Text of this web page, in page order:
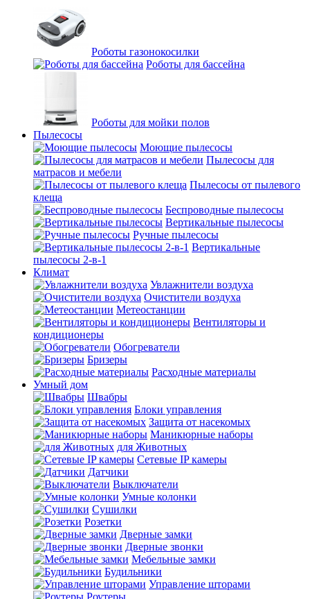
Роботы газонокосилки
Роботы для бассейна
Роботы для мойки полов
Пылесосы
Моющие пылесосы
Пылесосы для
матрасов и мебели
Пылесосы от пылевого
клеща
Беспроводные пылесосы
Вертикальные пылесосы
Ручные пылесосы
Вертикальные
пылесосы 2-в-1
Климат
Увлажнители воздуха
Очистители воздуха
Метеостанции
Вентиляторы и
кондиционеры
Обогреватели
Бризеры
Расходные материалы
Умный дом
Швабры
Блоки управления
Защита от насекомых
Маникюрные наборы
для Животных
Сетевые IP камеры
Датчики
Выключатели
Умные колонки
Сушилки
Розетки
Дверные замки
Дверные звонки
Мебельные замки
Будильники
Управление шторами
Роутеры